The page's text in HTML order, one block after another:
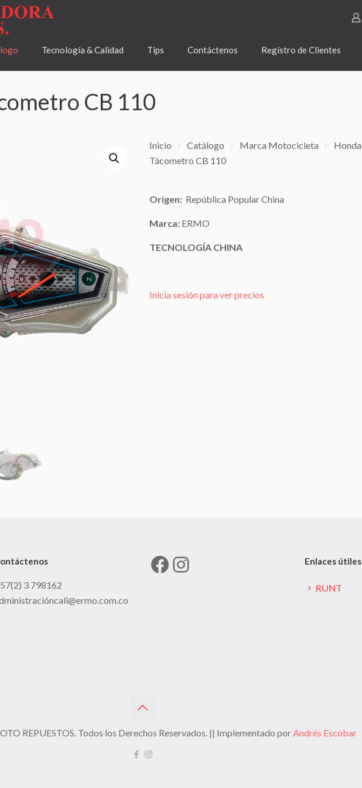
Tecnología & Calidad Tips Contáctenos Regístro de Clientes
CB 110
Inicio / Catálogo / Marca Motocicleta / Honda
Tácometro CB 110
Origen: República Popular China
Marca: ERMO
TECNOLOGÍA CHINA
Inicia sesión para ver precios
3 798162
Facebook
Instagram Enlaces útiles
RUNT
REPUESTOS. Todos los Derechos Reservados. || Implementado porAndrés Escobar